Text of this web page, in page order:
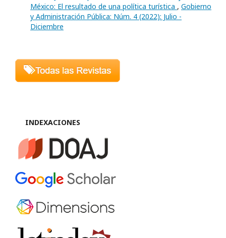
México: El resultado de una política turística , Gobierno
y Administración Pública: Núm. 4 (2022): Julio -
Diciembre
INDEXACIONES